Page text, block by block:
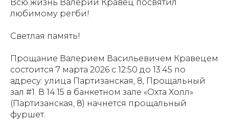
Всю жизнь Валерий Кравец посвятил
любимому регби!
Светлая память!
Прощание Валерием Васильевичем Кравецем
состоится 7 марта 2026 с 12:50 до 13:45 по
адресу: улица Партизанская, 8, Прощальный
зал #1. В 14:15 в банкетном зале «Охта Холл»
(Партизанская, 8) начнется прощальный
фуршет.